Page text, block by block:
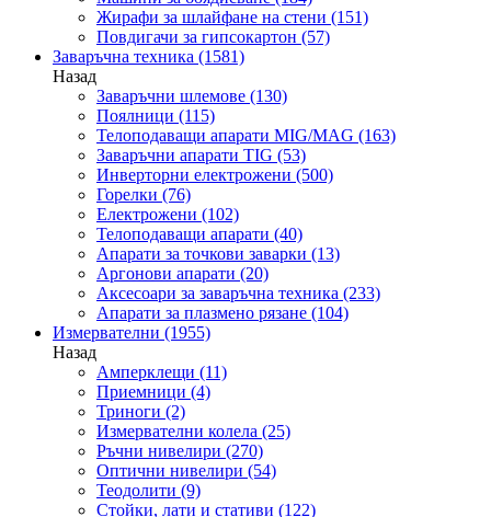
Жирафи за шлайфане на стени (151)
Повдигачи за гипсокартон (57)
Заваръчна техника (1581)
Назад
Заваръчни шлемове (130)
Поялници (115)
Телоподаващи апарати MIG/MAG (163)
Заваръчни апарати TIG (53)
Инверторни електрожени (500)
Горелки (76)
Електрожени (102)
Телоподаващи апарати (40)
Апарати за точкови заварки (13)
Аргонови апарати (20)
Аксесоари за заваръчна техника (233)
Апарати за плазмено рязане (104)
Измервателни (1955)
Назад
Амперклещи (11)
Приемници (4)
Триноги (2)
Измервателни колела (25)
Ръчни нивелири (270)
Оптични нивелири (54)
Теодолити (9)
Стойки, лати и стативи (122)